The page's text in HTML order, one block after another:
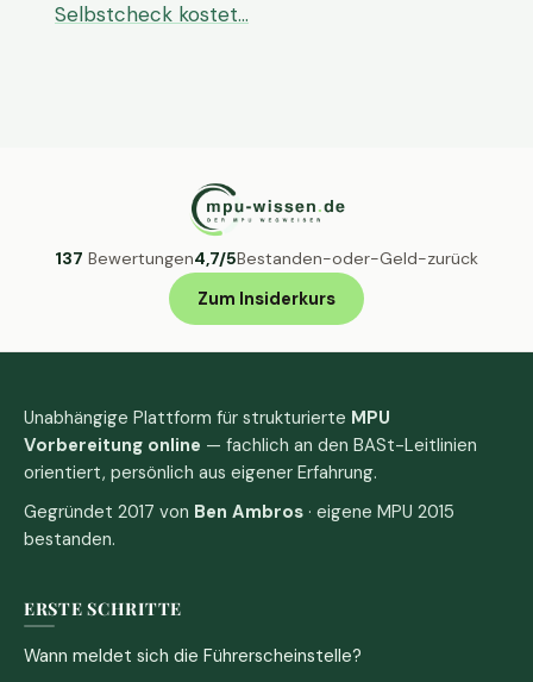
Selbstcheck kostet…
137 Bewertungen4,7/5Bestanden-oder-Geld-zurück
Zum Insiderkurs
Unabhängige Plattform für strukturierte MPU
Vorbereitung online — fachlich an den BASt-Leitlinien
orientiert, persönlich aus eigener Erfahrung.
Gegründet 2017 von Ben Ambros · eigene MPU 2015
bestanden.
ERSTE SCHRITTE
Wann meldet sich die Führerscheinstelle?